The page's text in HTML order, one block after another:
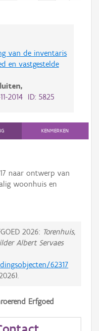
van de inventaris
en vastgestelde
2014 ID: 5825
KENMERKEN
naar ontwerp van
woonhuis en
2026: Torenhuis,
Albert Servaes
62317
).
Erfgoed